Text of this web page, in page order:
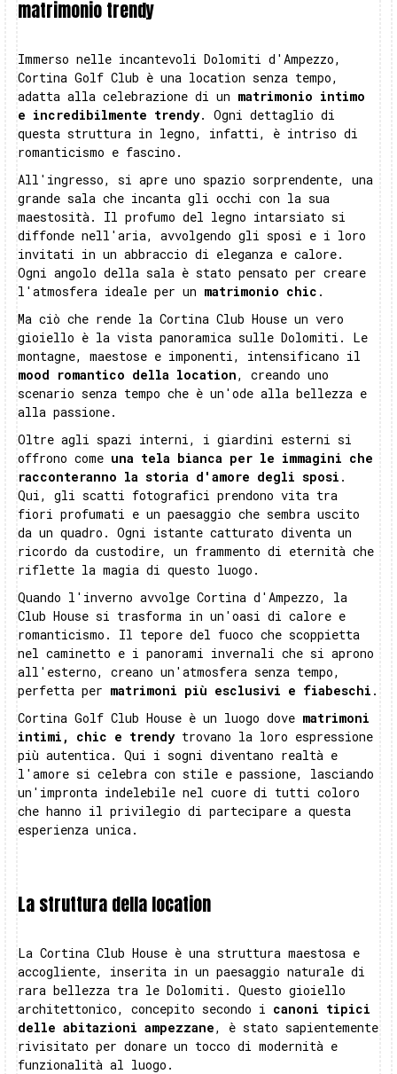
matrimonio trendy
Immerso nelle incantevoli Dolomiti d'Ampezzo,
Cortina Golf Club è una location senza tempo,
adatta alla celebrazione di un matrimonio intimo
e incredibilmente trendy. Ogni dettaglio di
questa struttura in legno, infatti, è intriso di
romanticismo e fascino.
All'ingresso, si apre uno spazio sorprendente, una
grande sala che incanta gli occhi con la sua
maestosità. Il profumo del legno intarsiato si
diffonde nell'aria, avvolgendo gli sposi e i loro
invitati in un abbraccio di eleganza e calore.
Ogni angolo della sala è stato pensato per creare
l'atmosfera ideale per un matrimonio chic .
Ma ciò che rende la Cortina Club House un vero
gioiello è la vista panoramica sulle Dolomiti. Le
montagne, maestose e imponenti, intensificano il
mood romantico della location, creando uno
scenario senza tempo che è un'ode alla bellezza e
alla passione.
Oltre agli spazi interni, i giardini esterni si
offrono come una tela bianca per le immagini che
racconteranno la storia d'amore degli sposi .
Qui, gli scatti fotografici prendono vita tra
fiori profumati e un paesaggio che sembra uscito
da un quadro. Ogni istante catturato diventa un
ricordo da custodire, un frammento di eternità che
riflette la magia di questo luogo.
Quando l'inverno avvolge Cortina d'Ampezzo, la
Club House si trasforma in un'oasi di calore e
romanticismo. Il tepore del fuoco che scoppietta
nel caminetto e i panorami invernali che si aprono
all'esterno, creano un'atmosfera senza tempo,
perfetta per matrimoni più esclusivi e fiabeschi .
Cortina Golf Club House è un luogo dove matrimoni
intimi, chic e trendytrovano la loro espressione
più autentica. Qui i sogni diventano realtà e
l'amore si celebra con stile e passione, lasciando
un'impronta indelebile nel cuore di tutti coloro
che hanno il privilegio di partecipare a questa
esperienza unica.
La struttura della location
La Cortina Club House è una struttura maestosa e
accogliente, inserita in un paesaggio naturale di
rara bellezza tra le Dolomiti. Questo gioiello
architettonico, concepito secondo i canoni tipici
delle abitazioni ampezzane, è stato sapientemente
rivisitato per donare un tocco di modernità e
funzionalità al luogo.